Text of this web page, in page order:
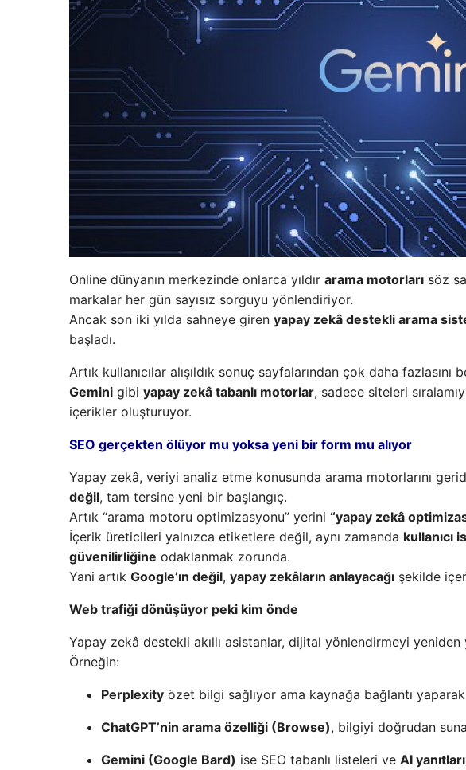
Online dünyanın merkezinde onlarca yıldır arama motorları söz
markalar her gün sayısız sorguyu yönlendiriyor.
Ancak son iki yılda sahneye giren yapay zekâ destekli arama
başladı.
Artık kullanıcılar alışıldık sonuç sayfalarından çok daha fazlasını
Gemini gibi yapay zekâ tabanlı motorlar, sadece siteleri
içerikler oluşturuyor.
SEO gerçekten ölüyor mu yoksa yeni bir form mu alıyor
Yapay zekâ, veriyi analiz etme konusunda arama motorlarını
değil, tam tersine yeni bir başlangıç.
Artık “arama motoru optimizasyonu” yerini “yapay zekâ
İçerik üreticileri yalnızca etiketlere değil, aynı zamanda kullanıcı
güvenilirliğine odaklanmak zorunda.
Yani artık Google’ın değil, yapay zekâların anlayacağı şekilde
Web trafiği dönüşüyor peki kim önde
Yapay zekâ destekli akıllı asistanlar, dijital yönlendirmeyi yeniden
Örneğin:
Perplexity özet bilgi sağlıyor ama kaynağa bağlantı
ChatGPT’nin arama özelliği (Browse), bilgiyi doğrudan
Gemini (Google Bard) ise SEO tabanlı listeleri ve AI